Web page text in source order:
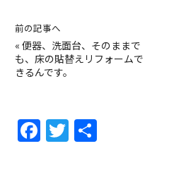
前の記事へ
« 便器、洗面台、そのままで
も、床の貼替えリフォームで
きるんです。
F
a
T
w